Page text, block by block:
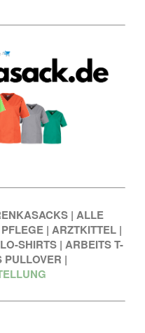
| ALLE
| ARZTKITTEL |
SHIRTS | ARBEITS T-
PULLOVER |